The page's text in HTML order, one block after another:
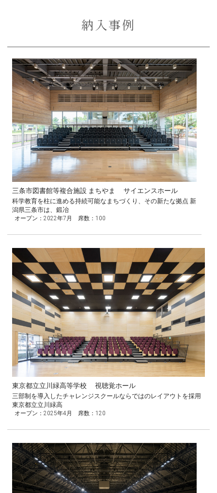
納入事例
三条市図書館等複合施設 まちやま サイエンスホール
科学教育を柱に進める持続可能なまちづくり、その新たな拠点 新
潟県三条市は、鍛冶
オープン：2022年7月 席数：100
東京都立立川緑高等学校 視聴覚ホール
三部制を導入したチャレンジスクールならではのレイアウトを採用
東京都立立川緑高
オープン：2025年4月 席数：120